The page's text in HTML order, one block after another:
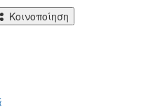
Κοινοποίηση